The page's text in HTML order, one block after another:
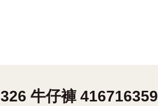
326 牛仔褲 416716359